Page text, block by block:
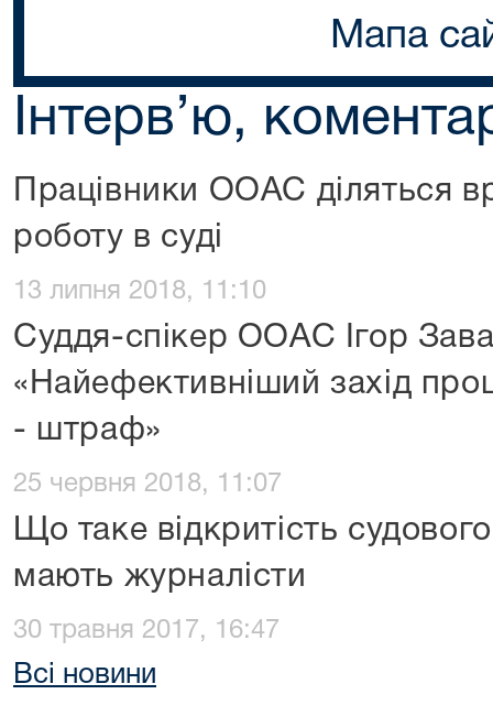
Мапа
Інтерв’ю,
Працівники ООАС діляться
роботу в суді
13 липня 2018, 11:10
Суддя-спікер ООАС Ігор
«Найефективніший захід
- штраф»
25 червня 2018, 11:07
Що таке відкритість
мають журналісти
30 травня 2017, 16:47
Всі новини